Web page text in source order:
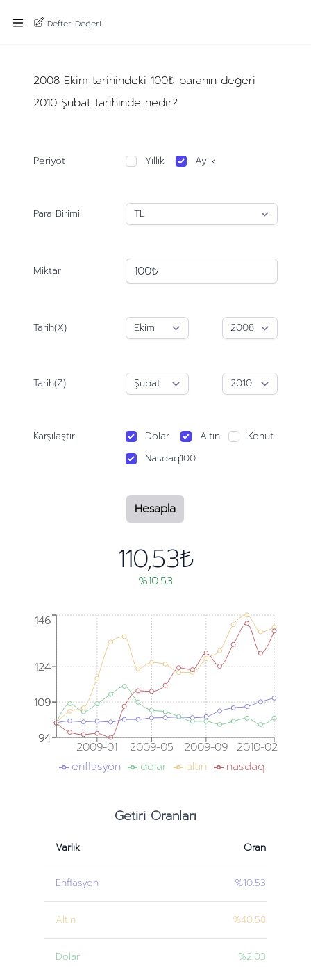
Defter Değeri
2008 Ekim tarihindeki 100₺ paranın değeri
2010 Şubat tarihinde nedir?
Periyot Yıllık Aylık
Para Birimi
Miktar
Tarih(X)
Tarih(Z)
Karşılaştır Dolar Altın
Konut
Nasdaq100
Hesapla
110,53₺
%10.53
2009-01 2009-05 2009-09 2010-02
94
109
124
146
94
109
124
146
enflasyon dolar altın nasdaq
Getiri Oranları
Varlık Oran
Enflasyon %10.53
Altın %40.58
Dolar %2.03